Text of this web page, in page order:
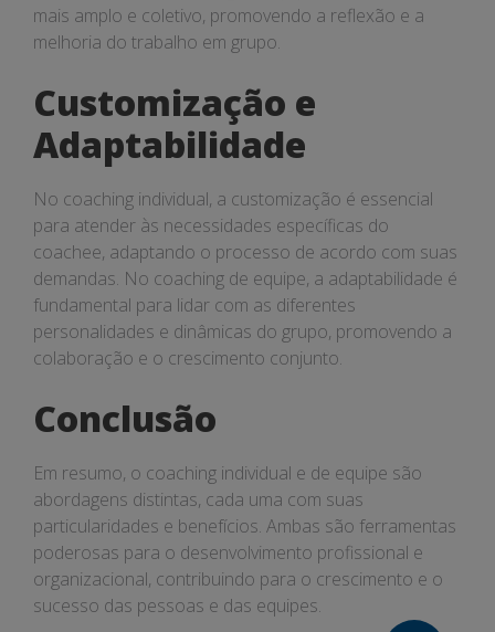
mais amplo e coletivo, promovendo a reflexão e a
melhoria do trabalho em grupo.
Customização e
Adaptabilidade
No coaching individual, a customização é essencial
para atender às necessidades específicas do
coachee, adaptando o processo de acordo com suas
demandas. No coaching de equipe, a adaptabilidade é
fundamental para lidar com as diferentes
personalidades e dinâmicas do grupo, promovendo a
colaboração e o crescimento conjunto.
Conclusão
Em resumo, o coaching individual e de equipe são
abordagens distintas, cada uma com suas
particularidades e benefícios. Ambas são ferramentas
poderosas para o desenvolvimento profissional e
organizacional, contribuindo para o crescimento e o
sucesso das pessoas e das equipes.